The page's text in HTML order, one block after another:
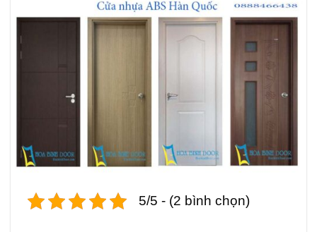
5/5 - (2 bình chọn)